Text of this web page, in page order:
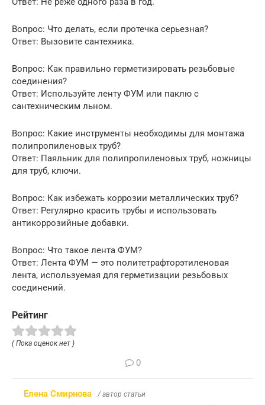
Вопрос: Что делать, если протечка серьезная?
Ответ: Вызовите сантехника.
Вопрос: Как правильно герметизировать резьбовые
соединения?
Ответ: Используйте ленту ФУМ или паклю с
сантехническим льном.
Вопрос: Какие инструменты необходимы для монтажа
полипропиленовых труб?
Ответ: Паяльник для полипропиленовых труб, ножницы
для труб, ключи.
Вопрос: Как избежать коррозии металлических труб?
Ответ: Регулярно красить трубы и использовать
антикоррозийные добавки.
Вопрос: Что такое лента ФУМ?
Ответ: Лента ФУМ — это политетрафторэтиленовая
лента, используемая для герметизации резьбовых
соединений.
Рейтинг
( Пока оценок нет )
0
Елена Смирнова / автор статьи